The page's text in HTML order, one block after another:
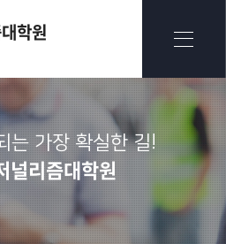
학원
는 가장 확실한 길!
널리즘대학원